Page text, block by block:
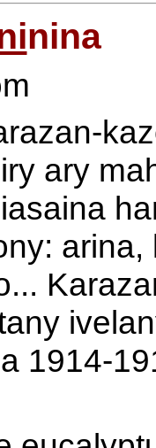
nina
ary
arina,
1914-